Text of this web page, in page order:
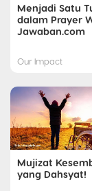
Menjadi Satu
dalam Prayer
Jawaban.com
Our Impact
Mujizat
yang Dahsyat!